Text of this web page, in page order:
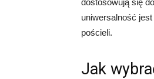
dostosowują się
uniwersalność
pościeli.
Jak